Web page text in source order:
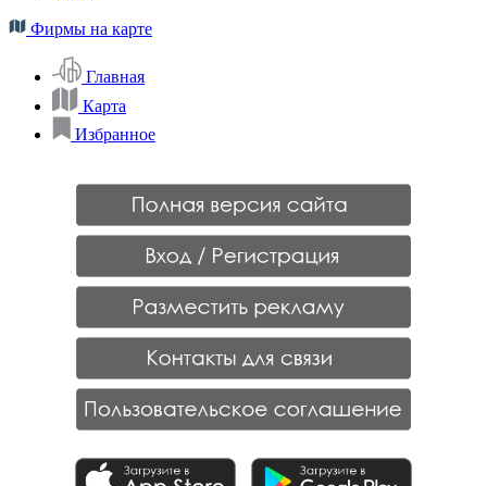
Фирмы на карте
Главная
Карта
Избранное